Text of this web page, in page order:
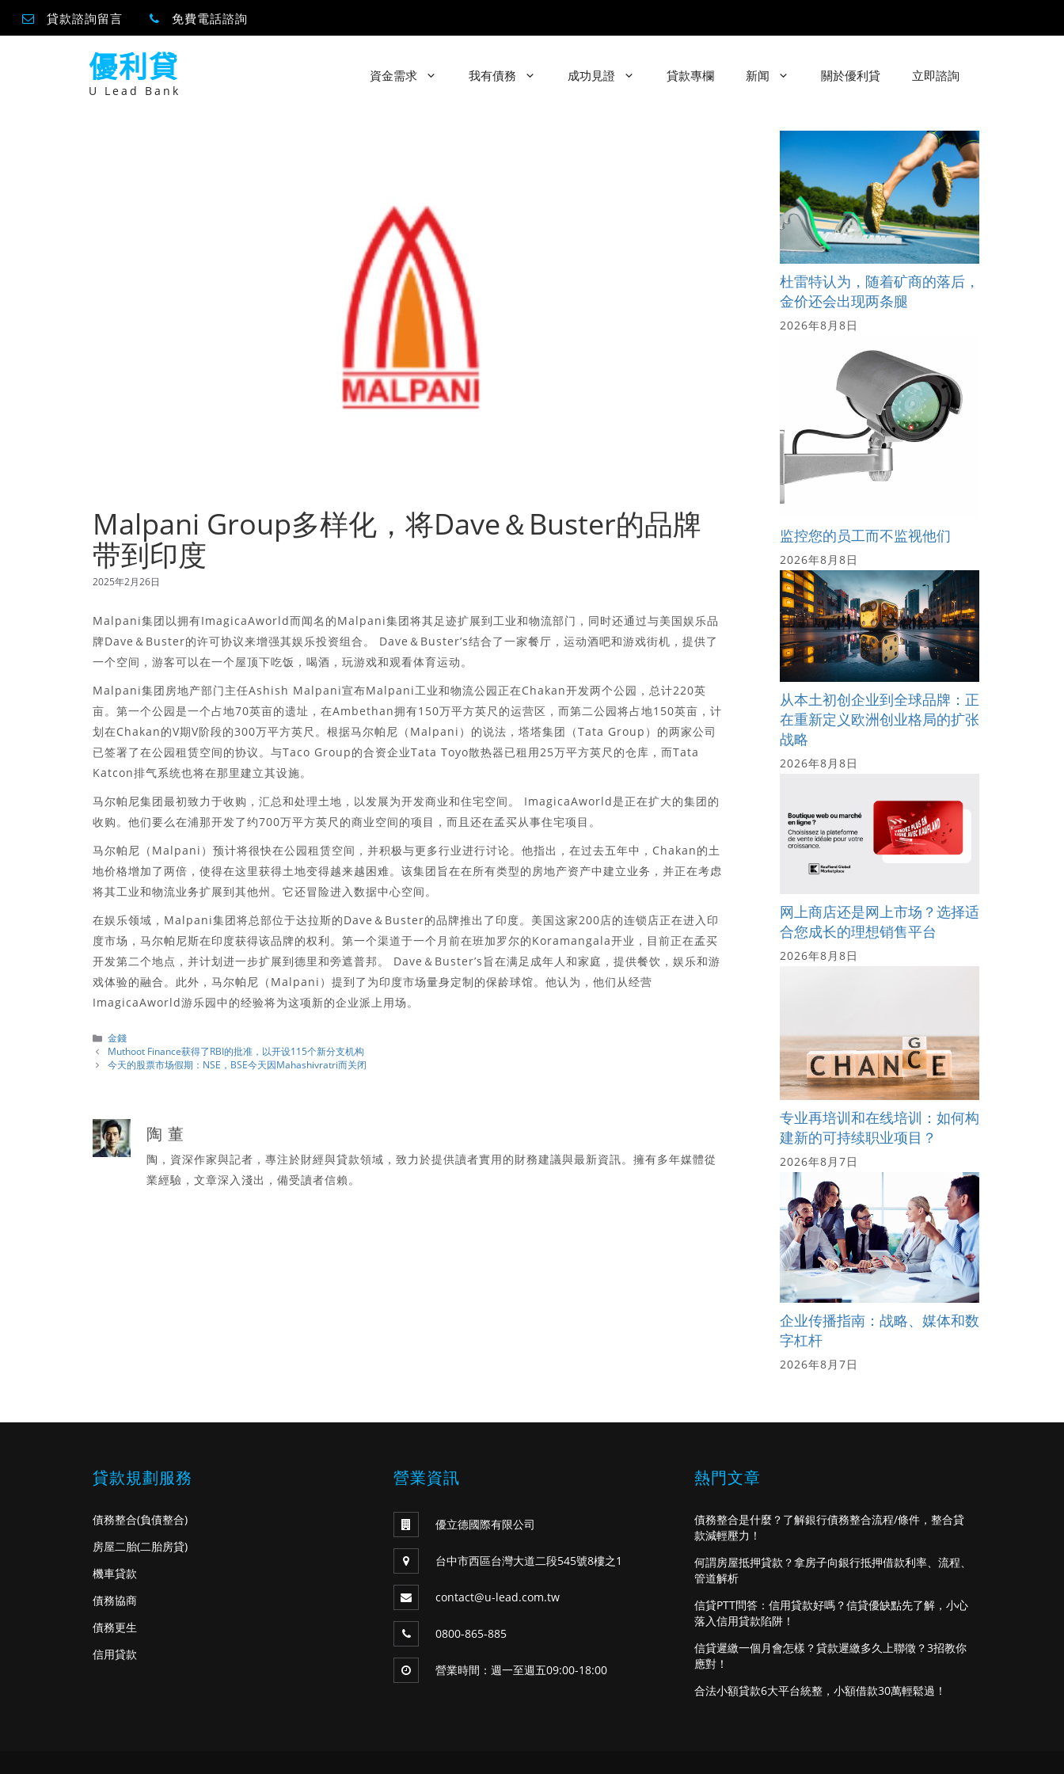
貸款諮詢留言 免費電話諮詢
優利貸
U Lead Bank
資金需求 我有債務 成功見證 貸款專欄 新闻 關於優利貸 立即諮詢
Malpani Group多样化，将Dave＆Buster的品牌
带到印度
2025年2月26日
Malpani集团以拥有ImagicaAworld而闻名的Malpani集团将其足迹扩展到工业和物流部门，同时还通过与美国娱乐品
牌Dave＆Buster的许可协议来增强其娱乐投资组合。 Dave＆Buster’s结合了一家餐厅，运动酒吧和游戏街机，提供了
一个空间，游客可以在一个屋顶下吃饭，喝酒，玩游戏和观看体育运动。
Malpani集团房地产部门主任Ashish Malpani宣布Malpani工业和物流公园正在Chakan开发两个公园，总计220英
亩。第一个公园是一个占地70英亩的遗址，在Ambethan拥有150万平方英尺的运营区，而第二公园将占地150英亩，计
划在Chakan的V期V阶段的300万平方英尺。根据马尔帕尼（Malpani）的说法，塔塔集团（Tata Group）的两家公司
已签署了在公园租赁空间的协议。与Taco Group的合资企业Tata Toyo散热器已租用25万平方英尺的仓库，而Tata
Katcon排气系统也将在那里建立其设施。
马尔帕尼集团最初致力于收购，汇总和处理土地，以发展为开发商业和住宅空间。 ImagicaAworld是正在扩大的集团的
收购。他们要么在浦那开发了约700万平方英尺的商业空间的项目，而且还在孟买从事住宅项目。
马尔帕尼（Malpani）预计将很快在公园租赁空间，并积极与更多行业进行讨论。他指出，在过去五年中，Chakan的土
地价格增加了两倍，使得在这里获得土地变得越来越困难。该集团旨在在所有类型的房地产资产中建立业务，并正在考虑
将其工业和物流业务扩展到其他州。它还冒险进入数据中心空间。
在娱乐领域，Malpani集团将总部位于达拉斯的Dave＆Buster的品牌推出了印度。美国这家200店的连锁店正在进入印
度市场，马尔帕尼斯在印度获得该品牌的权利。第一个渠道于一个月前在班加罗尔的Koramangala开业，目前正在孟买
开发第二个地点，并计划进一步扩展到德里和旁遮普邦。 Dave＆Buster’s旨在满足成年人和家庭，提供餐饮，娱乐和游
戏体验的融合。此外，马尔帕尼（Malpani）提到了为印度市场量身定制的保龄球馆。他认为，他们从经营
ImagicaAworld游乐园中的经验将为这项新的企业派上用场。
分
類
金錢
Muthoot Finance获得了RBI的批准，以开设115个新分支机构
今天的股票市场假期：NSE，BSE今天因Mahashivratri而关闭
陶 董
陶，資深作家與記者，專注於財經與貸款領域，致力於提供讀者實用的財務建議與最新資訊。擁有多年媒體從
業經驗，文章深入淺出，備受讀者信賴。
杜雷特认为，随着矿商的落后，
金价还会出现两条腿
2026年8月8日
监控您的员工而不监视他们
2026年8月8日
从本土初创企业到全球品牌：正
在重新定义欧洲创业格局的扩张
战略
2026年8月8日
网上商店还是网上市场？选择适
合您成长的理想销售平台
2026年8月8日
专业再培训和在线培训：如何构
建新的可持续职业项目？
2026年8月7日
企业传播指南：战略、媒体和数
字杠杆
2026年8月7日
貸款規劃服務
債務整合(負債整合)
房屋二胎(二胎房貸)
機車貸款
債務協商
債務更生
信用貸款
營業資訊
優立德國際有限公司
台中市西區台灣大道二段545號8樓之1
contact@u-lead.com.tw
0800-865-885
營業時間：週一至週五09:00-18:00
熱門文章
債務整合是什麼？了解銀行債務整合流程/條件，整合貸
款減輕壓力！
何謂房屋抵押貸款？拿房子向銀行抵押借款利率、流程、
管道解析
信貸PTT問答：信用貸款好嗎？信貸優缺點先了解，小心
落入信用貸款陷阱！
信貸遲繳一個月會怎樣？貸款遲繳多久上聯徵？3招教你
應對！
合法小額貸款6大平台統整，小額借款30萬輕鬆過！